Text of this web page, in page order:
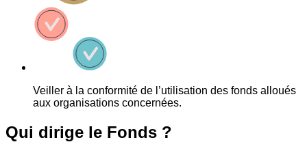
Veiller à la conformité de l’utilisation des fonds alloués
aux organisations concernées.
Qui dirige le Fonds ?